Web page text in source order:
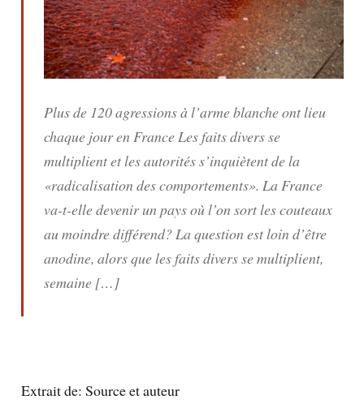
Plus de 120 agressions à l’arme blanche ont lieu
chaque jour en France Les faits divers se
multiplient et les autorités s’inquiètent de la
«radicalisation des comportements». La France
va-t-elle devenir un pays où l’on sort les couteaux
au moindre différend? La question est loin d’être
anodine, alors que les faits divers se multiplient,
semaine […]
Extrait de: Source et auteur